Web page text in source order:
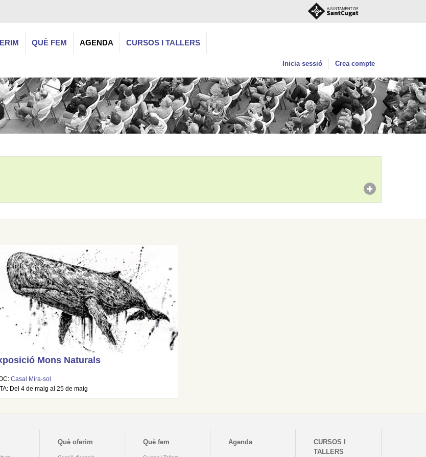
QUÈ FEM AGENDA CURSOS I TALLERS
Inicia sessió Crea compte
Mons Naturals
Casal Mira-sol
Del 4 de maig al 25 de maig
Què oferim Què fem Agenda
CURSOS I
TALLERS